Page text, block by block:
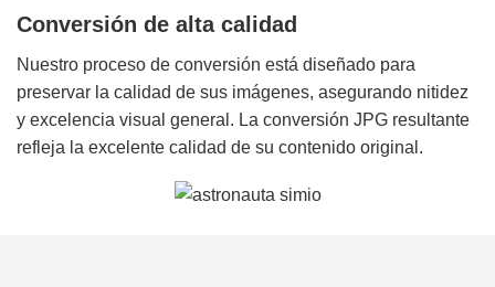
Conversión de alta calidad
Nuestro proceso de conversión está diseñado para
preservar la calidad de sus imágenes, asegurando nitidez
y excelencia visual general. La conversión JPG resultante
refleja la excelente calidad de su contenido original.